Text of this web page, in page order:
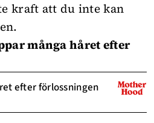
kraft att du inte kan
många håret efter
efter förlossningen